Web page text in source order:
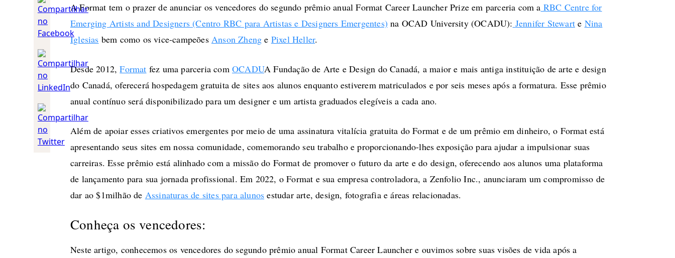
A Format tem o prazer de anunciar os vencedores do segundo prêmio anual Format Career Launcher Prize em parceria com a RBC Centre for
Emerging Artists and Designers (Centro RBC para Artistas e Designers Emergentes) na OCAD University (OCADU): Jennifer Stewarte Nina
Iglesias bem como os vice-campeões Anson Zheng e Pixel Heller.
Desde 2012,Format fez uma parceria com OCADUA Fundação de Arte e Design do Canadá, a maior e mais antiga instituição de arte e design
do Canadá, oferecerá hospedagem gratuita de sites aos alunos enquanto estiverem matriculados e por seis meses após a formatura. Esse prêmio
anual contínuo será disponibilizado para um designer e um artista graduados elegíveis a cada ano.
Além de apoiar esses criativos emergentes por meio de uma assinatura vitalícia gratuita do Format e de um prêmio em dinheiro, o Format está
apresentando seus sites em nossa comunidade, comemorando seu trabalho e proporcionando-lhes exposição para ajudar a impulsionar suas
carreiras. Esse prêmio está alinhado com a missão do Format de promover o futuro da arte e do design, oferecendo aos alunos uma plataforma
de lançamento para sua jornada profissional. Em 2022, o Format e sua empresa controladora, a Zenfolio Inc., anunciaram um compromisso de
dar ao $1milhão de Assinaturas de sites para alunos estudar arte, design, fotografia e áreas relacionadas.
Conheça os vencedores:
Neste artigo, conhecemos os vencedores do segundo prêmio anual Format Career Launcher e ouvimos sobre suas visões de vida após a